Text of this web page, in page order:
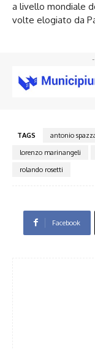
a livello mondiale
volte elogiato da
TAGS antonio
lorenzo marinangeli
rolando rosetti
Facebook